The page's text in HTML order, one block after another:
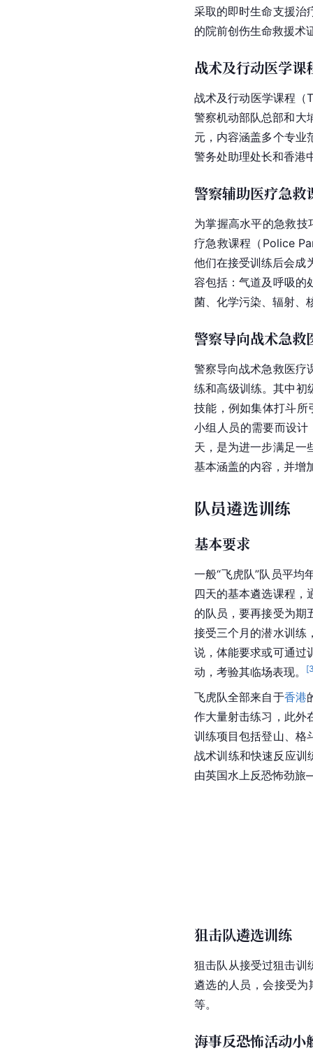
采取的即时生命支援治
的院前创伤生命救援术
战术及行动医学课
战术及行动医学课程
警察机动部队总部和大
元，内容涵盖多个专业
警务处助理处长和香港
警察辅助医疗急救
为掌握高水平的急救
疗急救课程（Police
他们在接受训练后会成
容包括：气道及呼吸的
菌、 化学污染、辐射、
警察导向战术急救
警察导向战术急救医疗
练和高级训练。其中初
技能，例如集体打斗所
小组人员的需要而设
天，是为进一步满足一
基本涵盖的内容，并增
队员遴选训练
基本要求
一般“飞虎队”队员平
四天的基本遴选课程，
的队员，要再接受为期
接受三个月的潜水训练
说，体能要求或可通过
动，考验其临场表现。
[
飞虎队全部来自于香港
作大量射击练习，此外
训练项目包括登山、格
战术训练和快速反应训
由英国水上反恐怖劲旅
狙击队遴选训练
狙击队从接受过狙击训
遴选的人员，会接受
等。
海事反恐怖活动小